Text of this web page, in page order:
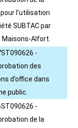
l’utilisation
SUBTAC par
Maisons-Alfort.
-
des
d’office dans
public.
-
de la